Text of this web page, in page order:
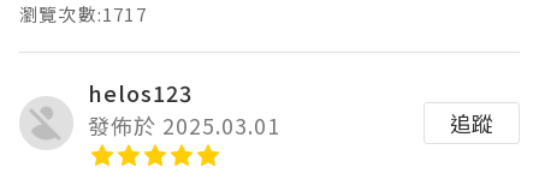
瀏覽次數:1717
helos123
發佈於 2025.03.01
追蹤